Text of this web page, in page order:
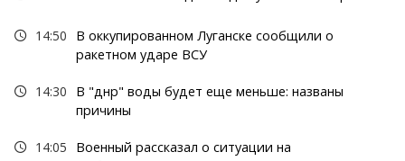
14:50
В оккупированном Луганске сообщили о
ракетном ударе ВСУ
14:30
В "днр" воды будет еще меньше: названы
причины
14:05
Военный рассказал о ситуации на